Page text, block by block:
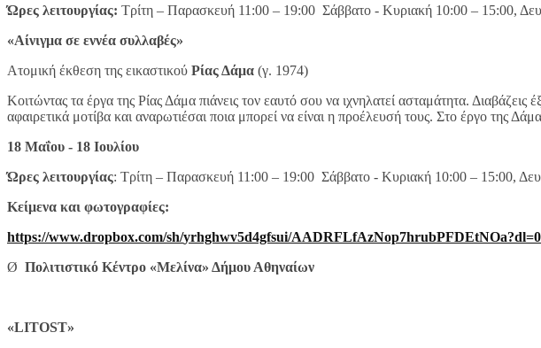
Ώρες λειτουργίας: Τρίτη – Παρασκευή 11:00 – 19:00 Σάββατο - Κυριακή 10:00 – 15:00,
«Αίνιγμα σε εννέα συλλαβές»
Ατομική έκθεση της εικαστικού Ρίας Δάμα (γ. 1974)
Κοιτώντας τα έργα της Ρίας Δάμα πιάνεις τον εαυτό σου να ιχνηλατεί ασταμάτητα.
αφαιρετικά μοτίβα και αναρωτιέσαι ποια μπορεί να είναι η προέλευσή τους. Στο έργο της
18 Μαΐου - 18 Ιουλίου
Ώρες λειτουργίας: Τρίτη – Παρασκευή 11:00 – 19:00 Σάββατο - Κυριακή 10:00 – 15:00,
Κείμενα και φωτογραφίες:
https://www.dropbox.com/sh/yrhghwv5d4gfsui/AADRFLfAzNop7hrubPFDEtNOa?dl=0
Ø Πολιτιστικό Κέντρο «Μελίνα» Δήμου Αθηναίων
«LITOST»